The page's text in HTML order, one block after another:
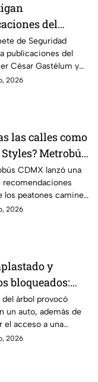
del
César
por alusión a
de Seguridad
publicaciones del
César Gastélum y
tras su
2026
las calles como
Metrobús
de
para
en CDMX
CDMX lanzó una
recomendaciones
los peatones caminen
las calles con
2026
y
bloqueados:
árbol en
la GAM y deja
daños
del árbol provocó
un auto, además de
el acceso a una
en la
2026